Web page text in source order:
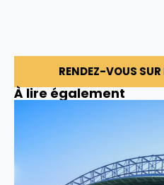
RENDEZ-VOUS
À lire également